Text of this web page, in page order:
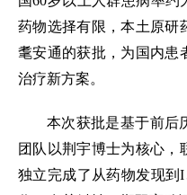
药物选择有限，本土原研
耄安通的获批，为国内患
治疗新方案。
本次获批是基于前后
团队以荆宇博士为核心，
独立完成了从药物发现